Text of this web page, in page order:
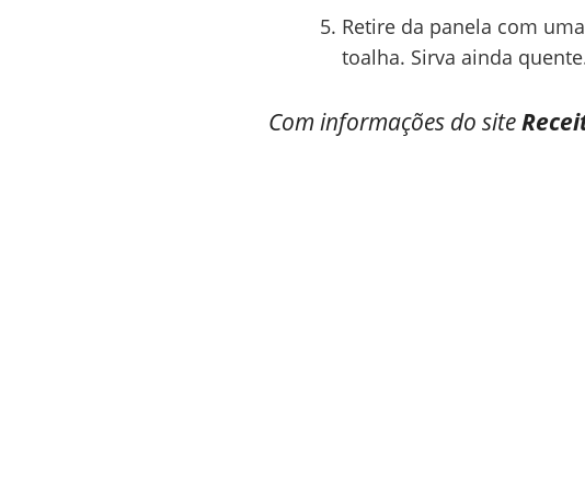
Retire da panela com
toalha. Sirva ainda
Com informações do site